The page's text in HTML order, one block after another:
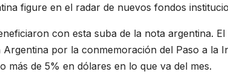
figure en el radar de nuevos fondos
con esta suba de la nota argentina.
por la conmemoración del Paso a la
más de 5% en dólares en lo que va del mes.